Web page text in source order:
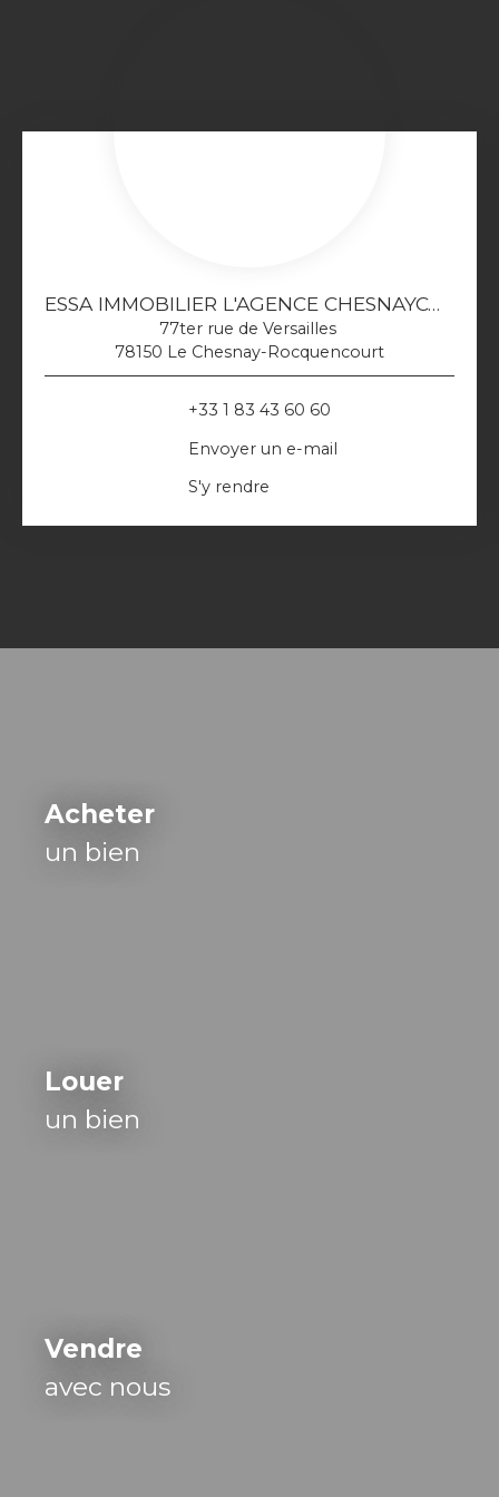
ESSA IMMOBILIER L'AGENCE CHESNAYCOURTOISE
77ter rue de Versailles
78150 Le Chesnay-Rocquencourt
+33 1 83 43 60 60
Envoyer un e-mail
S'y rendre
Acheter
un bien
Louer
un bien
Vendre
avec nous